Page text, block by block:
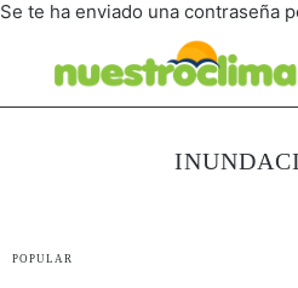
Se te ha enviado una contraseña
POPULAR